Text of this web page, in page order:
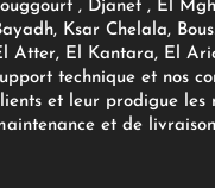
Touggourt , Djanet , El
Ksar Chelala,
Atter, El Kantara, El
technique et nos
et leur prodigue les
et de